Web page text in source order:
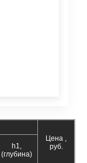
Цена ,
руб.
h1,
(глубина)